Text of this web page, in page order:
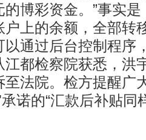
博彩资金。”事实
上的余额，全部转
以通过后台控制程序
江都检察院获悉，洪
至法院。检方提醒广
诺的“汇款后补贴同